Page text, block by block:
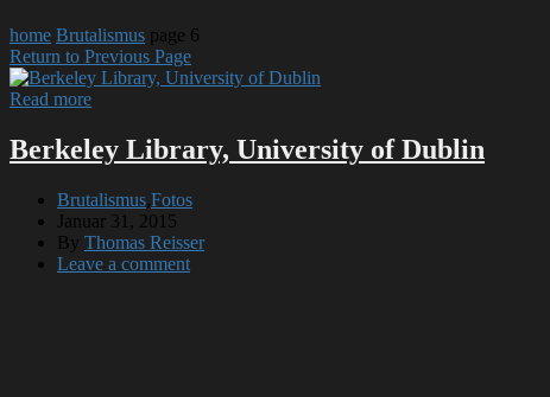
home Brutalismus page 6
Return to Previous Page
Read more
Berkeley Library, University of Dublin
Brutalismus,Fotos
Januar 31, 2015
By Thomas Reisser
Leave a comment